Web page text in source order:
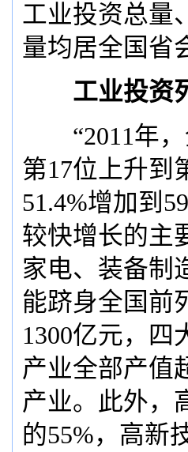
工业投资总量
量均居全国省
工业投资
“2011年，
第17位上升到
51.4%增加到
较快增长的主
家电、装备制
能跻身全国前
1300亿元，四
产业全部产值
产业。此外，
的55%，高新